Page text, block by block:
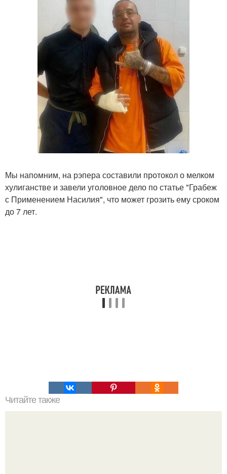
Мы напомним, на рэпера составили протокол о мелком
хулиганстве и завели уголовное дело по статье "Грабеж
с Применением Насилия", что может грозить ему сроком
до 7 лет.
Читайте также